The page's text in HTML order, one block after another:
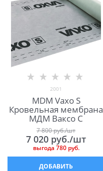
2001
MDM Vaxo S
Кровельная мембрана
МДМ Ваксо С
7 800 руб./шт
7 020 руб./шт
выгода 780 руб.
ДОБАВИТЬ